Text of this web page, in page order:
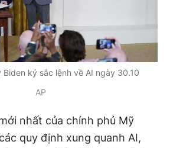
Biden ký sắc lệnh về AI ngày 30.10
AP
nhất của chính phủ Mỹ
quy định xung quanh AI,